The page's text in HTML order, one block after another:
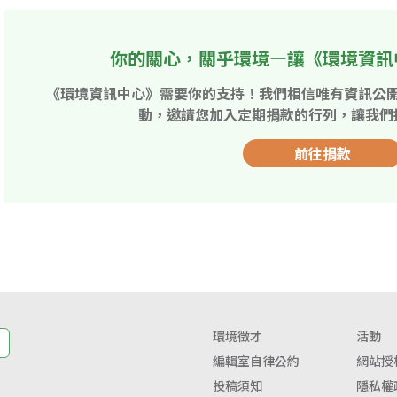
你的關心，關乎環境—讓《環境資
《環境資訊中心》需要你的支持！我們相信唯有資訊
動，邀請您加入定期捐款的行列，讓我
前往捐款
環境徵才
活動
編輯室自律公約
網站
投稿須知
隱私